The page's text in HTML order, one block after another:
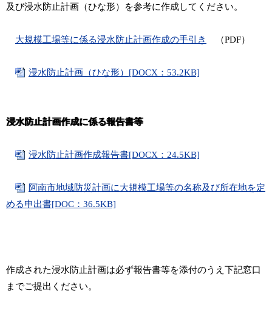
及び浸水防止計画（ひな形）を参考に作成してください。
大規模工場等に係る浸水防止計画作成の手引き （PDF）
浸水防止計画（ひな形）[DOCX：53.2KB]
浸水防止計画作成に係る報告書等
浸水防止計画作成報告書[DOCX：24.5KB]
阿南市地域防災計画に大規模工場等の名称及び所在地を定
める申出書[DOC：36.5KB]
作成された浸水防止計画は必ず報告書等を添付のうえ下記窓口
までご提出ください。